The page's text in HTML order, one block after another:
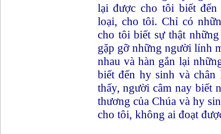
lại được cho tôi biết
loại, cho tôi. Chỉ có
cho tôi biết sự thật
gặp gỡ những người lính
nhau và hàn gắn lại
biết đến hy sinh và
thấy, người câm nay biết
thương của Chúa và hy
cho tôi, không ai đoạt